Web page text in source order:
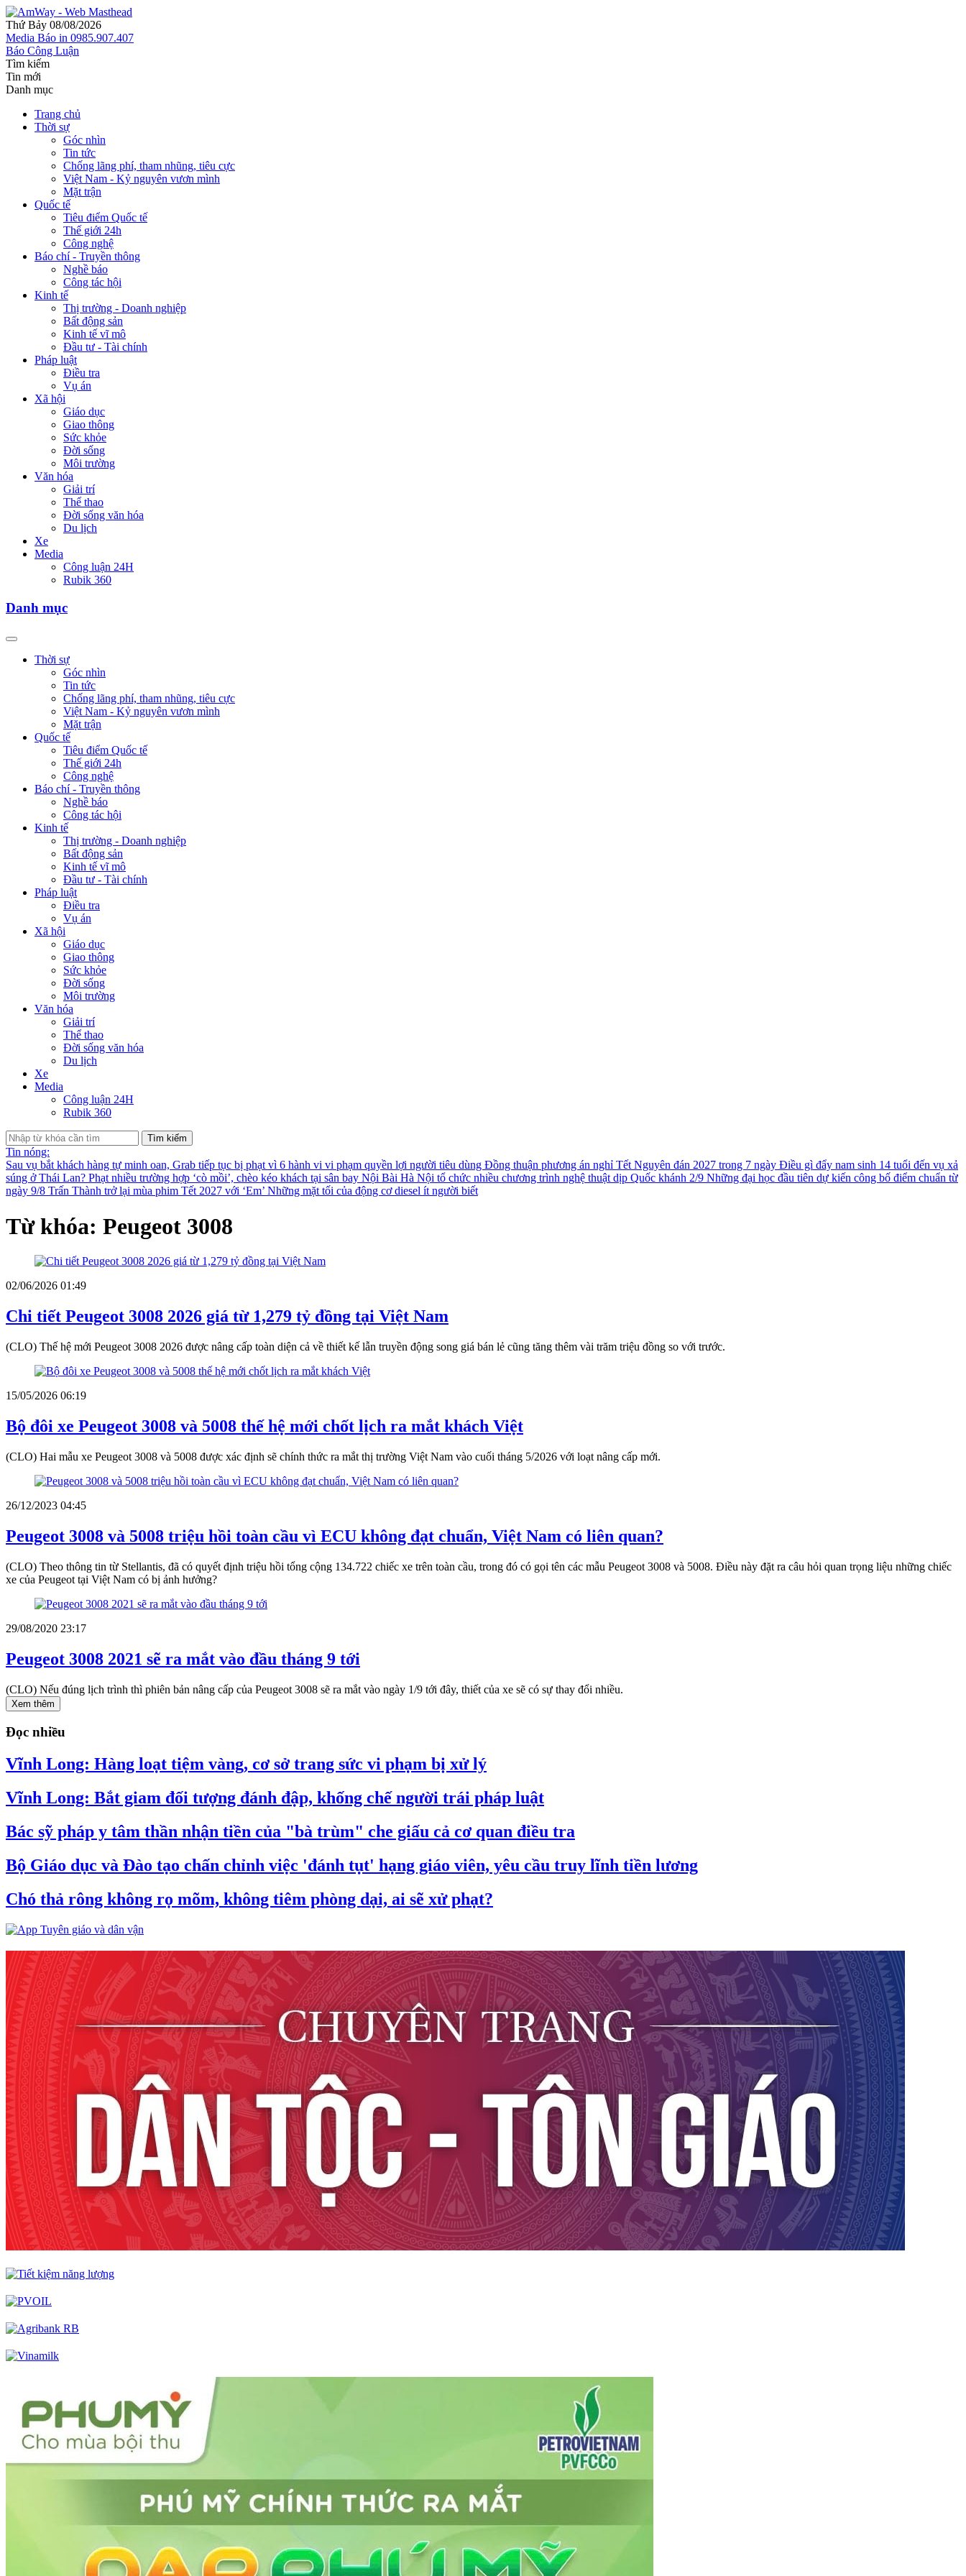
Thứ Bảy 08/08/2026
Media Báo in 0985.907.407
Báo Công Luận
Tìm kiếm
Tin mới
Danh mục
Trang chủ
Thời sự
Góc nhìn
Tin tức
Chống lãng phí, tham nhũng, tiêu cực
Việt Nam - Kỷ nguyên vươn mình
Mặt trận
Quốc tế
Tiêu điểm Quốc tế
Thế giới 24h
Công nghệ
Báo chí - Truyền thông
Nghề báo
Công tác hội
Kinh tế
Thị trường - Doanh nghiệp
Bất động sản
Kinh tế vĩ mô
Đầu tư - Tài chính
Pháp luật
Điều tra
Vụ án
Xã hội
Giáo dục
Giao thông
Sức khỏe
Đời sống
Môi trường
Văn hóa
Giải trí
Thể thao
Đời sống văn hóa
Du lịch
Xe
Media
Công luận 24H
Rubik 360
Danh mục
Thời sự
Góc nhìn
Tin tức
Chống lãng phí, tham nhũng, tiêu cực
Việt Nam - Kỷ nguyên vươn mình
Mặt trận
Quốc tế
Tiêu điểm Quốc tế
Thế giới 24h
Công nghệ
Báo chí - Truyền thông
Nghề báo
Công tác hội
Kinh tế
Thị trường - Doanh nghiệp
Bất động sản
Kinh tế vĩ mô
Đầu tư - Tài chính
Pháp luật
Điều tra
Vụ án
Xã hội
Giáo dục
Giao thông
Sức khỏe
Đời sống
Môi trường
Văn hóa
Giải trí
Thể thao
Đời sống văn hóa
Du lịch
Xe
Media
Công luận 24H
Rubik 360
Tìm kiếm
Tin nóng:
Sau vụ bắt khách hàng tự minh oan, Grab tiếp tục bị phạt vì 6 hành vi vi phạm quyền lợi người tiêu dùng Đồng thuận phương án nghỉ Tết Nguyên đán 2027 trong 7 ngày Điều gì đẩy nam sinh 14 tuổi đến vụ xả
súng ở Thái Lan? Phạt nhiều trường hợp ‘cò mồi’, chèo kéo khách tại sân bay Nội Bài Hà Nội tổ chức nhiều chương trình nghệ thuật dịp Quốc khánh 2/9 Những đại học đầu tiên dự kiến công bố điểm chuẩn từ
ngày 9/8 Trấn Thành trở lại mùa phim Tết 2027 với ‘Em’ Những mặt tối của động cơ diesel ít người biết
Từ khóa: Peugeot 3008
02/06/2026 01:49
Chi tiết Peugeot 3008 2026 giá từ 1,279 tỷ đồng tại Việt Nam
(CLO) Thế hệ mới Peugeot 3008 2026 được nâng cấp toàn diện cả về thiết kế lẫn truyền động song giá bán lẻ cũng tăng thêm vài trăm triệu đồng so với trước.
15/05/2026 06:19
Bộ đôi xe Peugeot 3008 và 5008 thế hệ mới chốt lịch ra mắt khách Việt
(CLO) Hai mẫu xe Peugeot 3008 và 5008 được xác định sẽ chính thức ra mắt thị trường Việt Nam vào cuối tháng 5/2026 với loạt nâng cấp mới.
26/12/2023 04:45
Peugeot 3008 và 5008 triệu hồi toàn cầu vì ECU không đạt chuẩn, Việt Nam có liên quan?
(CLO) Theo thông tin từ Stellantis, đã có quyết định triệu hồi tổng cộng 134.722 chiếc xe trên toàn cầu, trong đó có gọi tên các mẫu Peugeot 3008 và 5008. Điều này đặt ra câu hỏi quan trọng liệu những chiếc
xe của Peugeot tại Việt Nam có bị ảnh hưởng?
29/08/2020 23:17
Peugeot 3008 2021 sẽ ra mắt vào đầu tháng 9 tới
(CLO) Nếu đúng lịch trình thì phiên bản nâng cấp của Peugeot 3008 sẽ ra mắt vào ngày 1/9 tới đây, thiết của xe sẽ có sự thay đổi nhiều.
Xem thêm
Đọc nhiều
Vĩnh Long: Hàng loạt tiệm vàng, cơ sở trang sức vi phạm bị xử lý
Vĩnh Long: Bắt giam đối tượng đánh đập, khống chế người trái pháp luật
Bác sỹ pháp y tâm thần nhận tiền của "bà trùm" che giấu cả cơ quan điều tra
Bộ Giáo dục và Đào tạo chấn chỉnh việc 'đánh tụt' hạng giáo viên, yêu cầu truy lĩnh tiền lương
Chó thả rông không rọ mõm, không tiêm phòng dại, ai sẽ xử phạt?